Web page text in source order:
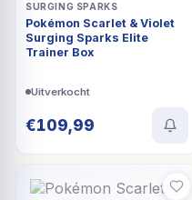
SURGING SPARKS
Pokémon Scarlet & Violet
Surging Sparks Elite
Trainer Box
Uitverkocht
€109,99
UITVERKOCHT